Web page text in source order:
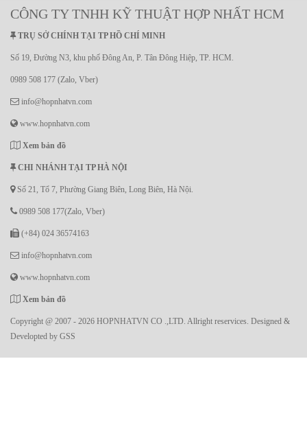
CÔNG TY TNHH KỸ THUẬT HỢP NHẤT HCM
TRỤ SỞ CHÍNH TẠI TP HỒ CHÍ MINH
Số 19, Đường N3, khu phố Đông An, P. Tân Đông Hiệp, TP. HCM.
0989 508 177 (Zalo, Vber)
info@hopnhatvn.com
www.hopnhatvn.com
Xem bản đồ
CHI NHÁNH TẠI TP HÀ NỘI
Số 21, Tổ 7, Phường Giang Biên, Long Biên, Hà Nội.
0989 508 177(Zalo, Vber)
(+84) 024 36574163
info@hopnhatvn.com
www.hopnhatvn.com
Xem bản đồ
Copyright @ 2007 - 2026 HOPNHATVN CO .,LTD. Allright reservices. Designed &
Developted by GSS